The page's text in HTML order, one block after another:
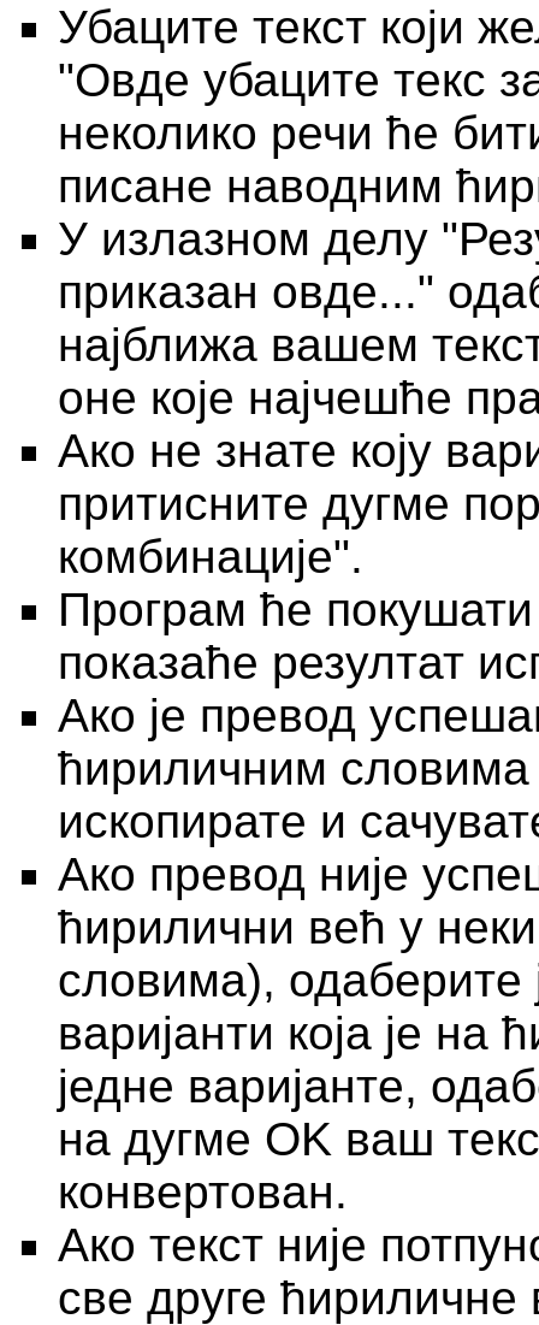
Убаците текст који
"Овде убаците текс
неколико речи ће
писане наводним
У излазном делу
приказан овде..."
најближа вашем
оне које најчешће
Ако не знате коју
притисните дугме
комбинације".
Програм ће
показаће резултат
Ако је превод
ћириличним
ископирате и
Ако превод није
ћирилични већ у
словима), одаберите
варијанти која је
једне варијанте,
на дугме OK ваш
конвертован.
Ако текст није
све друге ћириличне